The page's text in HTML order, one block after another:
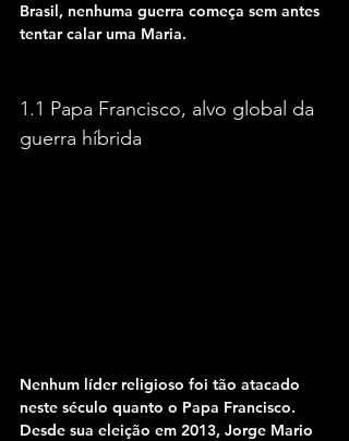
Brasil, nenhuma guerra começa sem antes
tentar calar uma Maria.
1.1 Papa Francisco, alvo global da
guerra híbrida
Nenhum líder religioso foi tão atacado
neste século quanto o Papa Francisco.
Desde sua eleição em 2013, Jorge Mario